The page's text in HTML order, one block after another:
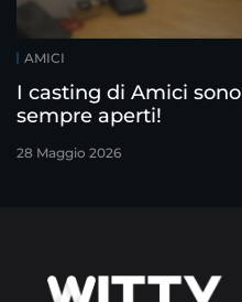
AMICI
I casting di Amici sono
sempre aperti!
28 Maggio 2026